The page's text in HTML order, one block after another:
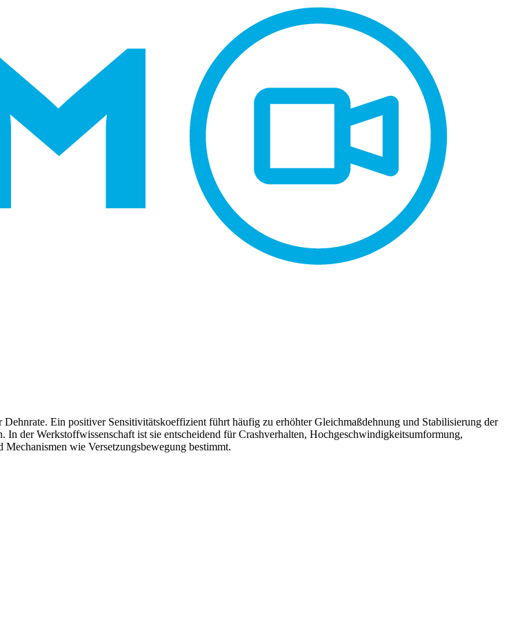
Ein positiver Sensitivitätskoeffizient führt häufig zu erhöhter Gleichmaßdehnung und Stabilisierung der
der Werkstoffwissenschaft ist sie entscheidend für Crashverhalten, Hochgeschwindigkeitsumformung,
wie Versetzungsbewegung bestimmt.